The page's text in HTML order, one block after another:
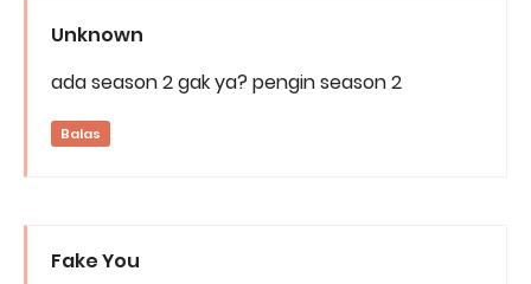
Unknown
ada season 2 gak ya? pengin season 2
Balas
Fake You